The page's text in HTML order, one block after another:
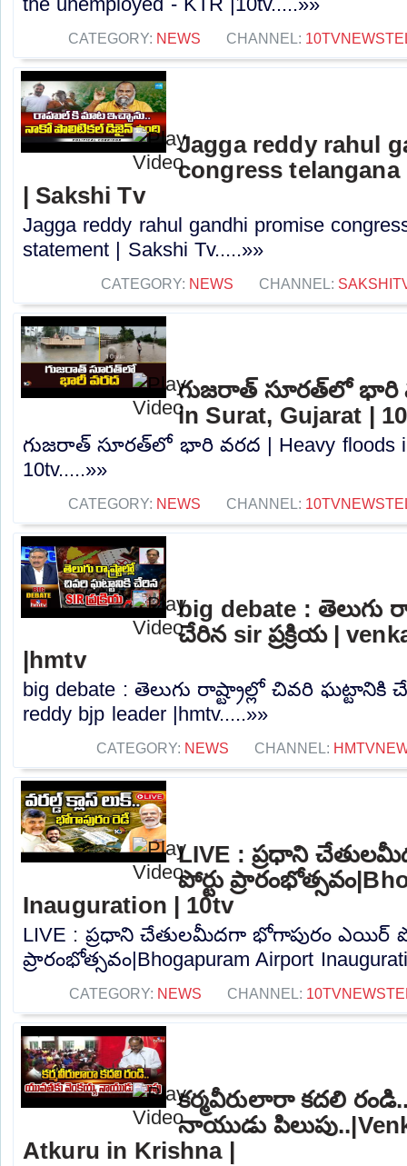
CATEGORY: NEWS CHANNEL:
Jagga reddy rahul
congress
| Sakshi Tv
Jagga reddy rahul gandhi promise
statement | Sakshi Tv.....»»
CATEGORY: NEWS CHANNEL:
గుజరాత్‌ సూరత్‌లో భారి
in Surat, Gujarat |
గుజరాత్‌ సూరత్‌లో భారి వరద | Heavy floods
10tv.....»»
CATEGORY: NEWS CHANNEL:
big debate : తెలుగు
చేరిన sir ప్రక్రియ |
|hmtv
big debate : తెలుగు రాష్ట్రాల్లో చివరి ఘట్టానికి
reddy bjp leader |hmtv.....»»
CATEGORY: NEWS CHANNEL:
LIVE : ప్రధాని
పోర్టు
Inauguration | 10tv
LIVE : ప్రధాని చేతులమీదగా భోగాపురం ఎయిర్
ప్రారంభోత్సవం|Bhogapuram Airport
CATEGORY: NEWS CHANNEL:
కర్మవీరులారా కదలి
నాయుడు
Atkuru in Krishna |